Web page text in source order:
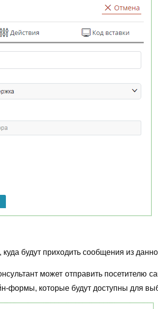
, куда будут приходить сообщения из
может отправить посетителю
формы, которые будут доступны для